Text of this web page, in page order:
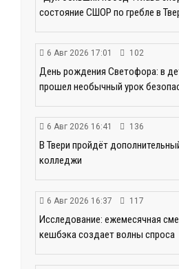
состояние СШОР по гребле в
6 Авг 2026 17:01 102
День рождения Светофора: в
прошел необычный урок
6 Авг 2026 16:41 136
В Твери пройдёт
колледжи
6 Авг 2026 16:37 117
Исследование: ежемесячная
кешбэка создает волны спроса